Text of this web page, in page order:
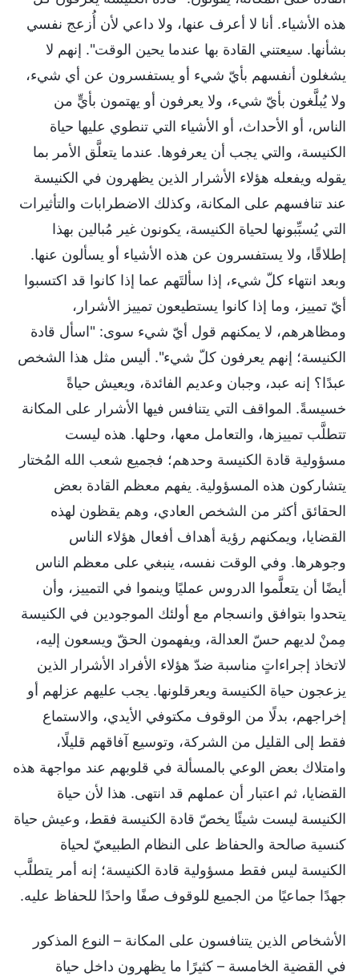
هذه الأشياء. أنا لا أعرف عنها، ولا داعي لأن أُزعج نفسي
بشأنها. سيعتني القادة بها عندما يحين الوقت". إنهم لا
يشغلون أنفسهم بأيّ شيء أو يستفسرون عن أي شيء،
ولا يُبلَّغون بأيّ شيء، ولا يعرفون أو يهتمون بأيٍّ من
الناس، أو الأحداث، أو الأشياء التي تنطوي عليها حياة
الكنيسة، والتي يجب أن يعرفوها. عندما يتعلَّق الأمر بما
يقوله ويفعله هؤلاء الأشرار الذين يظهرون في الكنيسة
عند تنافسهم على المكانة، وكذلك الاضطرابات والتأثيرات
التي يُسبِّبونها لحياة الكنيسة، يكونون غير مُبالين بهذا
إطلاقًا، ولا يستفسرون عن هذه الأشياء أو يسألون عنها.
وبعد انتهاء كلّ شيء، إذا سألتَهم عما إذا كانوا قد اكتسبوا
أيّ تمييز، وما إذا كانوا يستطيعون تمييز الأشرار،
ومظاهرهم، لا يمكنهم قول أيّ شيء سوى: "اسأل قادة
الكنيسة؛ إنهم يعرفون كلّ شيء". أليس مثل هذا الشخص
عبدًا؟ إنه عبد، وجبان وعديم الفائدة، ويعيش حياةً
خسيسةً. المواقف التي يتنافس فيها الأشرار على المكانة
تتطلَّب تمييزها، والتعامل معها، وحلها. هذه ليست
مسؤولية قادة الكنيسة وحدهم؛ فجميع شعب الله المُختار
يتشاركون هذه المسؤولية. يفهم معظم القادة بعض
الحقائق أكثر من الشخص العادي، وهم يقظون لهذه
القضايا، ويمكنهم رؤية أهداف أفعال هؤلاء الناس
وجوهرها. وفي الوقت نفسه، ينبغي على معظم الناس
أيضًا أن يتعلَّموا الدروس عمليًا وينموا في التمييز، وأن
يتحدوا بتوافق وانسجام مع أولئك الموجودين في الكنيسة
مِمنْ لديهم حسّ العدالة، ويفهمون الحقّ ويسعون إليه،
لاتخاذ إجراءاتٍ مناسبة ضدّ هؤلاء الأفراد الأشرار الذين
يزعجون حياة الكنيسة ويعرقلونها. يجب عليهم عزلهم أو
إخراجهم، بدلًا من الوقوف مكتوفي الأيدي، والاستماع
فقط إلى القليل من الشركة، وتوسيع آفاقهم قليلًا،
وامتلاك بعض الوعي بالمسألة في قلوبهم عند مواجهة هذه
القضايا، ثم اعتبار أن عملهم قد انتهى. هذا لأن حياة
الكنيسة ليست شيئًا يخصّ قادة الكنيسة فقط، وعيش حياة
كنسية صالحة والحفاظ على النظام الطبيعيّ لحياة
الكنيسة ليس فقط مسؤولية قادة الكنيسة؛ إنه أمر يتطلَّب
جهدًا جماعيًا من الجميع للوقوف صفًا واحدًا للحفاظ عليه.
الأشخاص الذين يتنافسون على المكانة – النوع المذكور
في القضية الخامسة – كثيرًا ما يظهرون داخل حياة